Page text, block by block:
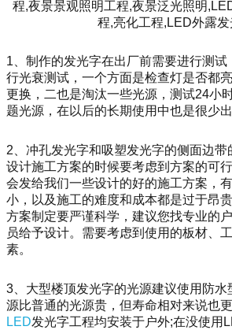
1、制作的发光字在出厂前需要进行测
行光衰测试，一个方面是检查灯是否都
更换，二也是淘汰一些光源，测试24小
题光源，在以后的长期使用中也是很少出
2、冲孔发光字和吸塑发光字的侧面边带
设计施工方案的时候要考虑到方案的可
会发给我们一些设计的好的施工方案，
小，以及施工的难度和成本都是过于昂
方案制定要严谨科学，建议您找专业的
员给予设计。需要考虑到使用的板材、
素。
3、大型楼顶发光字的光源建议使用防水
源比普通的光源贵，但寿命相对来说也
LED发光字工程均安装于户外;在没使用